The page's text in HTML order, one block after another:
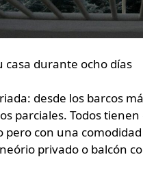
durante ocho días
desde los barcos
parciales. Todos
con una
privado o balcón